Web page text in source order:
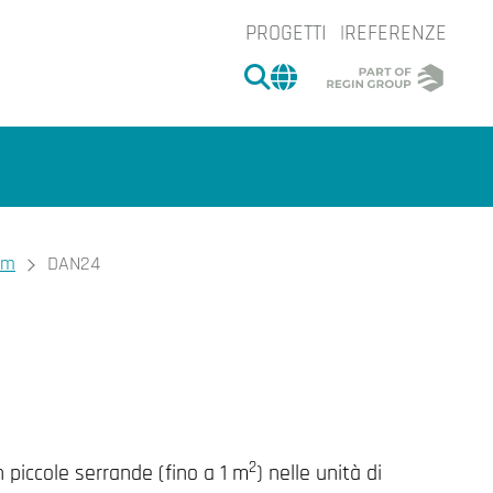
PROGETTI
REFERENZE
CERCA
CHANGE MARKET
DAN24
serrande (fino a 1 m2) nelle unità di